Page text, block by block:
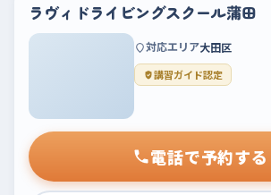
ラヴィドライビングスクール蒲田
対応エリア大田区
講習ガイド認定
電話で予約する